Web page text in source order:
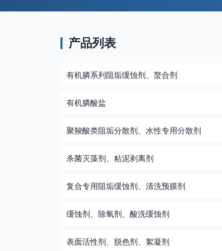
产品列表
有机膦系列阻垢缓蚀剂、螯合剂
有机膦酸盐
聚羧酸类阻垢分散剂、水性专用分散剂
杀菌灭藻剂、粘泥剥离剂
复合专用阻垢缓蚀剂、清洗预膜剂
缓蚀剂、除氧剂、酸洗缓蚀剂
表面活性剂、脱色剂、絮凝剂